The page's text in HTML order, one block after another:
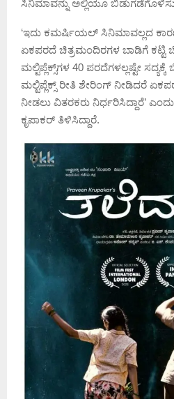
ಸಿನಿಮಾವನ್ನು ಅಲ್ಲಿಯೂ
‘ಇದು ಕಮರ್ಷಿಯಲ್‌ ಸಿನಿಮಾವಲ್ಲದ
ಏಕಪರದೆ ಚಿತ್ರಮಂದಿರಗಳ ಬಾಡಿಗೆ ಕಟ್ಟಿ
ಮಲ್ಟಿಪ್ಲೆಕ್ಸ್‌ಗಳ 40 ಪರದೆಗಳಲ್ಲಷ್ಟೇ
ಮಲ್ಟಿಪ್ಲೆಕ್ಸ್‌ ರೀತಿ ಶೇರಿಂಗ್‌ ನೀಡಿದರೆ
ನೀಡಲು ವಿತರಕರು ನಿರ್ಧರಿಸಿದ್ದಾರೆ’
ಕೃಪಾಕರ್‌ ತಿಳಿಸಿದ್ದಾರೆ.